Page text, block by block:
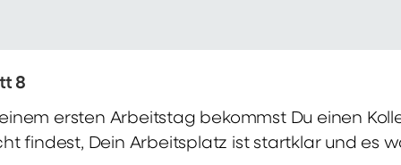
8
ersten Arbeitstag bekommst Du einen
findest, Dein Arbeitsplatz ist startklar und es